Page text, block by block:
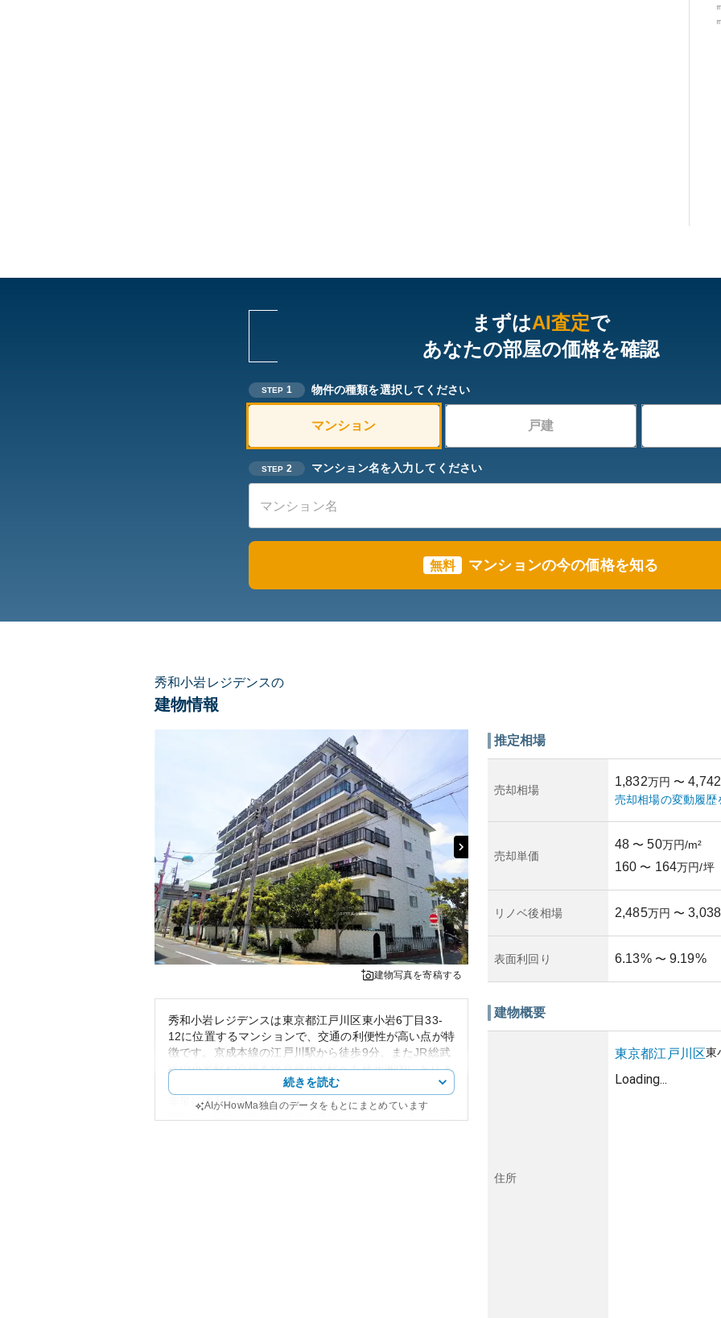
まずはAI査定で
あなたの部屋の価格を確認
STEP 1 物件の種類を選択してください
マンション 戸建
STEP 2 マンション名を入力してください
無料 マンションの今の価格を知る
秀和小岩レジデンスの
建物情報
建物写真を寄稿する
秀和小岩レジデンスは東京都江戸川区東小岩6丁目33-
12に位置するマンションで、交通の利便性が高い点が特
徴です。京成本線の江戸川駅から徒歩9分、またJR総武
線の小岩駅や京成本線京成小岩駅へも徒歩圏内にありま
す。このようなアクセスの良さは、通勤や通学において
非常に便利です。
続きを読む
AIがHowMa独自のデータをもとにまとめています
推定相場
売却相場
1,832万円 〜 4,742
売却相場の変動履歴
売却単価
48 〜 50万円/m²
160 〜 164万円/坪
リノベ後相場 2,485万円 〜 3,038
表面利回り 6.13% 〜 9.19%
建物概要
住所
東京都江戸川区東
Loading...